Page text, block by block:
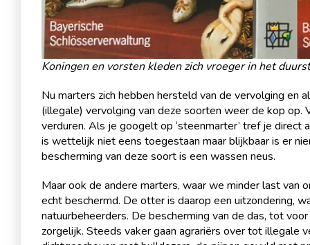
Koningen en vorsten kleden zich vroeger in het
Nu marters zich hebben hersteld van de vervolging en
(illegale) vervolging van deze soorten weer de kop
verduren. Als je googelt op ‘steenmarter’ tref je direct
is wettelijk niet eens toegestaan maar blijkbaar is er
bescherming van deze soort is een wassen neus.
Maar ook de andere marters, waar we minder last van
echt beschermd. De otter is daarop een uitzondering,
natuurbeheerders. De bescherming van de das, tot
zorgelijk. Steeds vaker gaan agrariërs over tot illegale